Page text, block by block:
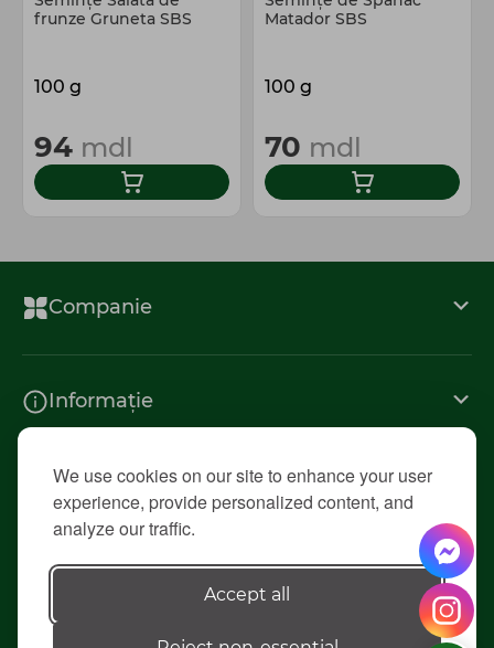
We use cookies on our site to enhance your user
experience, provide personalized content, and
analyze our traffic.
Accept all
frunze Gruneta SBS
100 g
94 mdl
Matador SBS
100 g
70 mdl
Companie
Informație
Contacte
© 2026 «Diolsem»